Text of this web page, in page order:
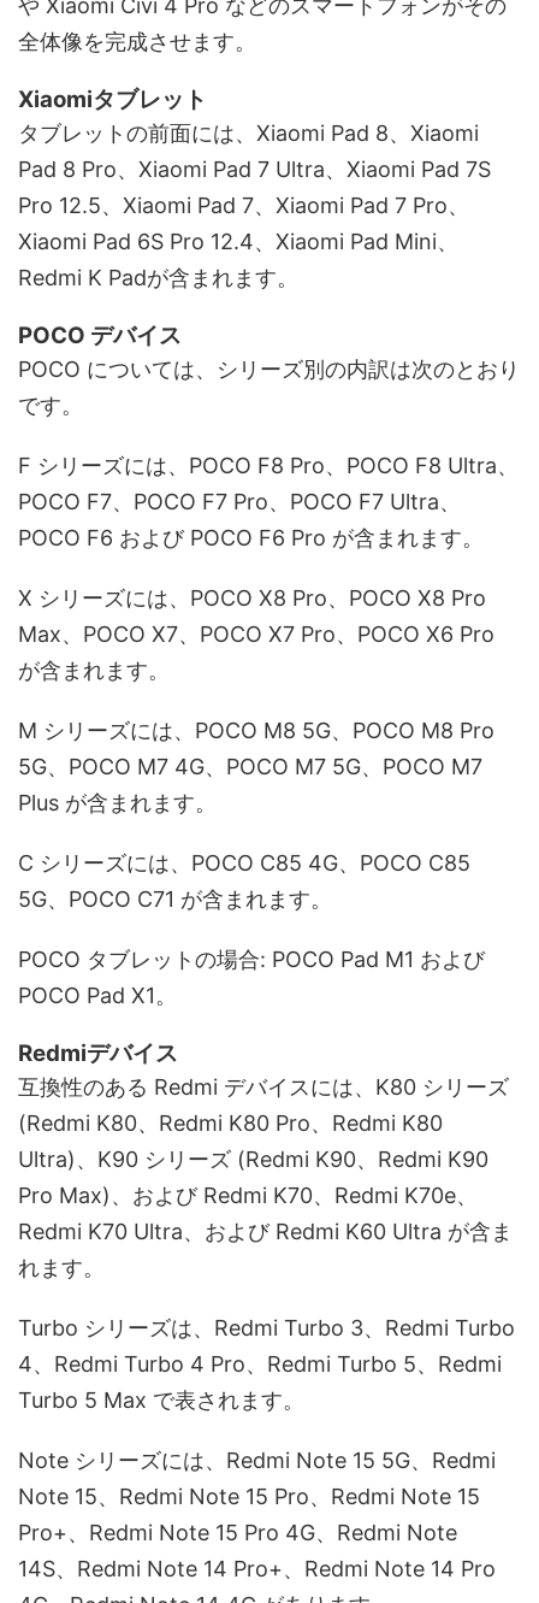
や Xiaomi Civi 4 Pro などのスマートフォンがその
全体像を完成させます。
Xiaomiタブレット
タブレットの前面には、Xiaomi Pad 8、Xiaomi
Pad 8 Pro、Xiaomi Pad 7 Ultra、Xiaomi Pad 7S
Pro 12.5、Xiaomi Pad 7、Xiaomi Pad 7 Pro、
Xiaomi Pad 6S Pro 12.4、Xiaomi Pad Mini、
Redmi K Padが含まれます。
POCO デバイス
POCO については、シリーズ別の内訳は次のとおり
です。
F シリーズには、POCO F8 Pro、POCO F8 Ultra、
POCO F7、POCO F7 Pro、POCO F7 Ultra、
POCO F6 および POCO F6 Pro が含まれます。
X シリーズには、POCO X8 Pro、POCO X8 Pro
Max、POCO X7、POCO X7 Pro、POCO X6 Pro
が含まれます。
M シリーズには、POCO M8 5G、POCO M8 Pro
5G、POCO M7 4G、POCO M7 5G、POCO M7
Plus が含まれます。
C シリーズには、POCO C85 4G、POCO C85
5G、POCO C71 が含まれます。
POCO タブレットの場合: POCO Pad M1 および
POCO Pad X1。
Redmiデバイス
互換性のある Redmi デバイスには、K80 シリーズ
(Redmi K80、Redmi K80 Pro、Redmi K80
Ultra)、K90 シリーズ (Redmi K90、Redmi K90
Pro Max)、および Redmi K70、Redmi K70e、
Redmi K70 Ultra、および Redmi K60 Ultra が含ま
れます。
Turbo シリーズは、Redmi Turbo 3、Redmi Turbo
4、Redmi Turbo 4 Pro、Redmi Turbo 5、Redmi
Turbo 5 Max で表されます。
Note シリーズには、Redmi Note 15 5G、Redmi
Note 15、Redmi Note 15 Pro、Redmi Note 15
Pro+、Redmi Note 15 Pro 4G、Redmi Note
14S、Redmi Note 14 Pro+、Redmi Note 14 Pro